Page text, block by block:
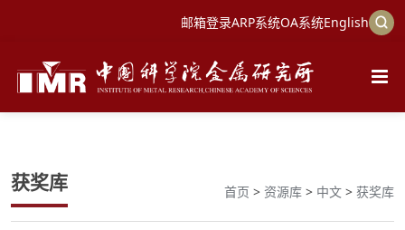
邮箱登录ARP系统OA系统English
获奖库 首页 > 资源库 > 中文 > 获奖库